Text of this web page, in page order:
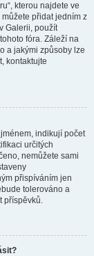
kterou najdete ve
můžete přidat jedním z
Galerii, použít
fóra. Záleží na
a jakými způsoby lze
kontaktujte
indikují počet
určitých
nemůžete sami
přispíváním jen
tolerováno a
příspěvků.